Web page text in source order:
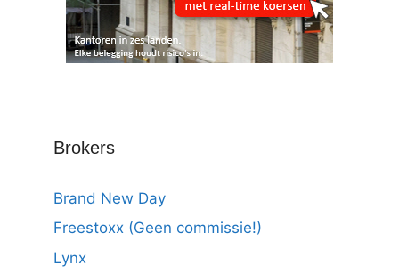
Brokers
Brand New Day
Freestoxx (Geen commissie!)
Lynx